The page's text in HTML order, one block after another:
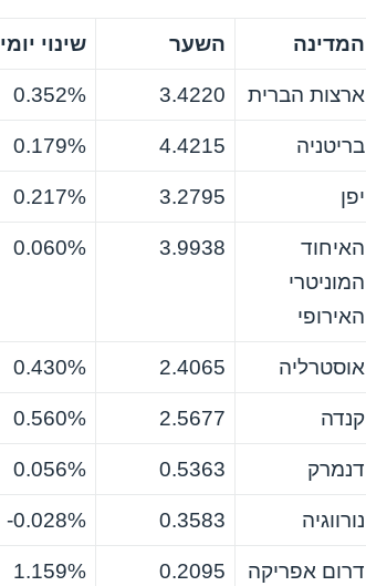
המדינה השער שינוי יומי
ארצות הברית 3.4220
0.352%
בריטניה 4.4215
0.179%
יפן 3.2795
0.217%
האיחוד
המוניטרי
האירופי
3.9938
0.060%
אוסטרליה 2.4065
0.430%
קנדה 2.5677
0.560%
דנמרק 0.5363
0.056%
נורווגיה 0.3583
0.028%-
דרום אפריקה 0.2095
1.159%